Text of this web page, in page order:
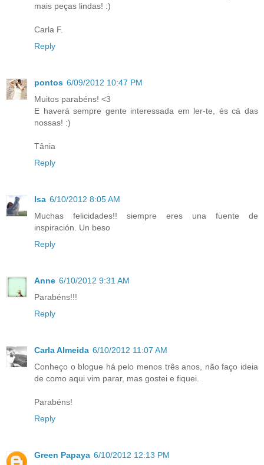
mais peças lindas! :)
Carla F.
Reply
pontos 6/09/2012 10:47 PM
Muitos parabéns! <3
E haverá sempre gente interessada em ler-te, és cá das
nossas! :)
Tânia
Reply
Isa 6/10/2012 8:05 AM
Muchas felicidades!! siempre eres una fuente de
inspiración. Un beso
Reply
Anne 6/10/2012 9:31 AM
Parabéns!!!
Reply
Carla Almeida 6/10/2012 11:07 AM
Conheço o blogue há pelo menos três anos, não faço ideia
de como aqui vim parar, mas gostei e fiquei.
Parabéns!
Reply
Green Papaya 6/10/2012 12:13 PM